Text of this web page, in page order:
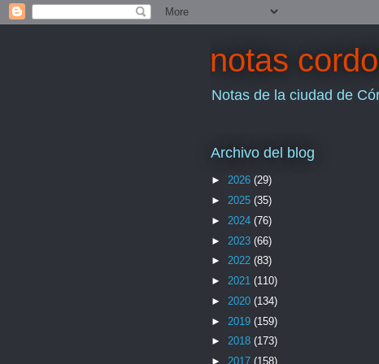
notas
Notas de la ciudad de
Archivo del blog
► 2026 (29)
► 2025 (35)
► 2024 (76)
► 2023 (66)
► 2022 (83)
► 2021 (110)
► 2020 (134)
► 2019 (159)
► 2018 (173)
► 2017 (158)